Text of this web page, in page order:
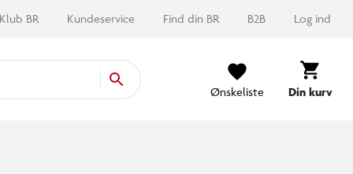
Klub BR Kundeservice Find din BR B2B Log ind
Ønskeliste Din kurv